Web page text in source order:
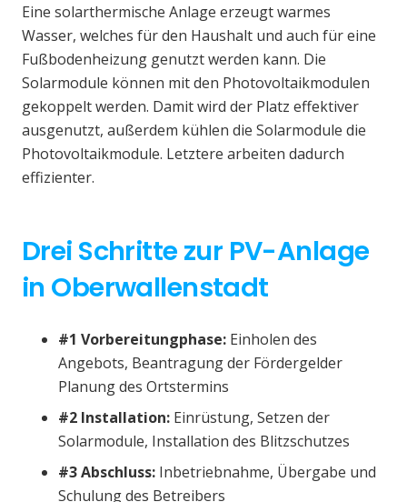
Eine solarthermische Anlage erzeugt warmes
Wasser, welches für den Haushalt und auch für eine
Fußbodenheizung genutzt werden kann. Die
Solarmodule können mit den Photovoltaikmodulen
gekoppelt werden. Damit wird der Platz effektiver
ausgenutzt, außerdem kühlen die Solarmodule die
Photovoltaikmodule. Letztere arbeiten dadurch
effizienter.
Drei Schritte zur PV-Anlage
in Oberwallenstadt
#1 Vorbereitungphase: Einholen des
Angebots, Beantragung der Fördergelder
Planung des Ortstermins
#2 Installation: Einrüstung, Setzen der
Solarmodule, Installation des Blitzschutzes
#3 Abschluss: Inbetriebnahme, Übergabe und
Schulung des Betreibers